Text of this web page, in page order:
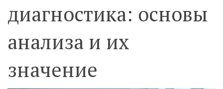
диагностика: основы
анализа и их
значение